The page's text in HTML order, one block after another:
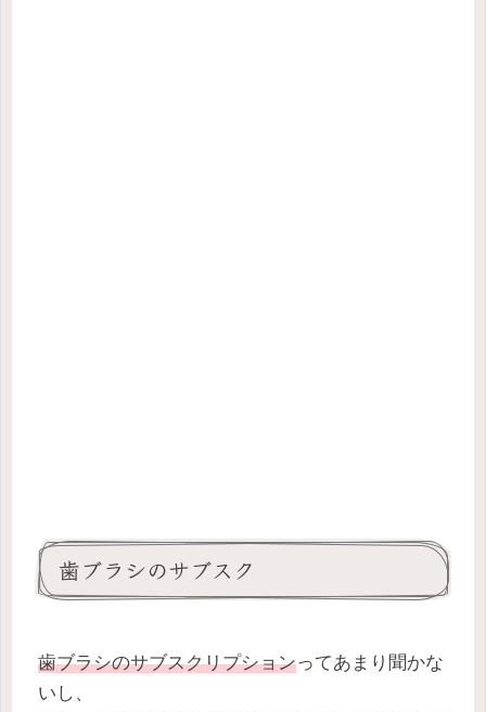
歯ブラシのサブスク
歯ブラシのサブスクリプションってあまり聞かな
いし、